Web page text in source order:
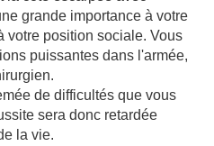
grande importance à votre
votre position sociale. Vous
puissantes dans l'armée,
de difficultés que vous
sera donc retardée
la vie.